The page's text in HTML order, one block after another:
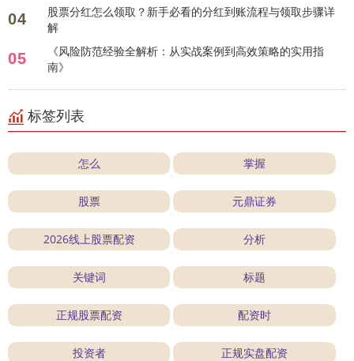
04
股票分红怎么领取？新手必看的分红到账流程与领取步骤详
解
05
《风险防范经验全解析：从实战案例到高效策略的实用指
南》
标签列表
怎么 掌握
股票 元鼎证券
2026线上股票配资 分析
关键词 标题
正规股票配资 配资时
投资者 正规实盘配资